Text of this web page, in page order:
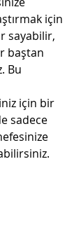
için
sayabilir,
baştan
Bu
için bir
sadece